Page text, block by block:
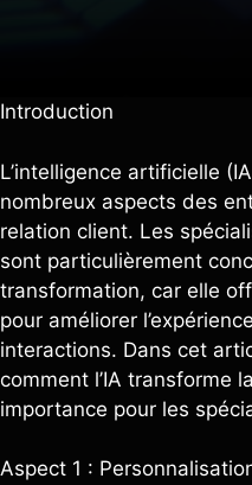
Introduction
L’intelligence artificielle
nombreux aspects des
relation client. Les
sont particulièrement
transformation, car elle
pour améliorer
interactions. Dans cet
comment l’IA transforme
importance pour les
Aspect 1 :